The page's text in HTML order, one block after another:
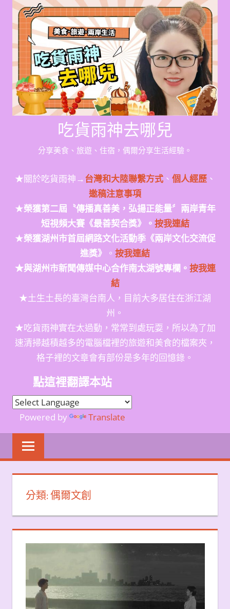
Skip
content
吃貨雨神去哪兒
分享美食、旅遊、住宿，偶爾分享生活經驗。
★關於吃貨雨神→台灣和大陸聯繫方式、 個人經歷、
邀稿注意事項
★榮獲第二屆〝傳播真善美，弘揚正能量〞兩岸青年
短視頻大賽《最善契合獎》。 按我連結
★榮獲湖州市首屆網路文化活動季《兩岸文化交流促
進獎》
。 按我連結
★與湖州市新聞傳媒中心合作南太湖號專欄。 按我連
結
★土生土長的臺灣台南人，目前大多居住在浙江湖
州。
★吃貨雨神實在太過動，常常到處玩耍，所以為了加
速清掃越積越多的電腦檔裡的旅遊和美食的檔案夾，
格子裡的文章會有部份是多年的回憶錄。
點這裡翻譯本站
Powered by Translate
分類:偶爾文創